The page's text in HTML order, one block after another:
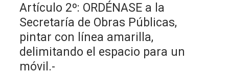
Artículo 2º: ORDÉNASE a la
Secretaría de Obras Públicas,
pintar con línea amarilla,
delimitando el espacio para un
móvil.-